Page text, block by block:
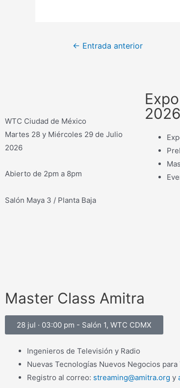
← Entrada anterior
WTC Ciudad de México
Martes 28 y Miércoles 29 de Julio
2026
Abierto de 2pm a 8pm
Salón Maya 3 / Planta Baja
2026
Master Class Amitra
28 jul · 03:00 pm - Salón 1, WTC CDMX
Ingenieros de Televisión y Radio
Nuevas Tecnologías Nuevos Negocios
Registro al correo: streaming@amitra.org y